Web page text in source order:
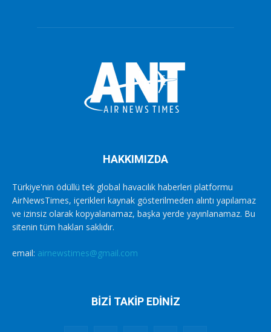
HAKKIMIZDA
Türkiye'nin ödüllü tek global havacılık haberleri platformu
AirNewsTimes, içerikleri kaynak gösterilmeden alıntı yapılamaz
ve izinsiz olarak kopyalanamaz, başka yerde yayınlanamaz. Bu
sitenin tüm hakları saklıdır.
email: airnewstimes@gmail.com
BİZİ TAKİP EDİNİZ